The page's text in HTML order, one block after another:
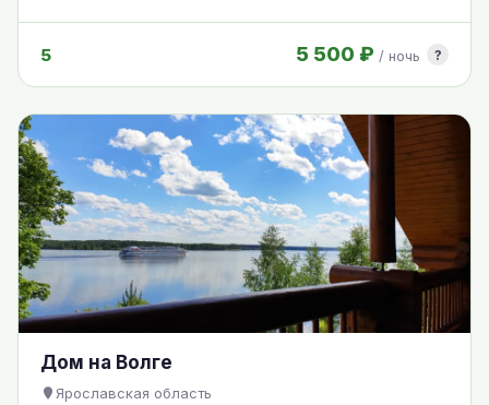
5 5 500 ₽ / ночь ?
Дом на Волге
Ярославская область